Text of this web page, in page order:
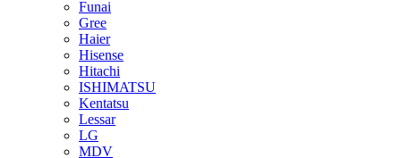
Funai
Gree
Haier
Hisense
Hitachi
ISHIMATSU
Kentatsu
Lessar
LG
MDV